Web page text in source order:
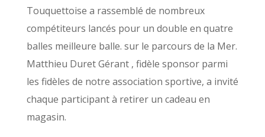
Touquettoise a rassemblé de nombreux
compétiteurs lancés pour un double en quatre
balles meilleure balle. sur le parcours de la Mer.
Matthieu Duret Gérant , fidèle sponsor parmi
les fidèles de notre association sportive, a invité
chaque participant à retirer un cadeau en
magasin.